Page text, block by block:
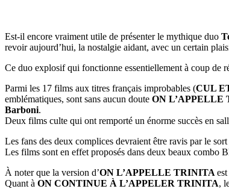
Est-il encore vraiment utile de présenter le mythique duo
revoir aujourd’hui, la nostalgie aidant, avec un certain
Ce duo explosif qui fonctionne essentiellement à coup de
Parmi les 17 films aux titres français improbables (CUL
emblématiques, sont sans aucun doute ON L’APPELLE
Barboni.
Deux films culte qui ont remporté un énorme succès en
Les fans des deux complices devraient être ravis par le
Les films sont en effet proposés dans deux beaux combo
À noter que la version d’ON L’APPELLE TRINITA
Quant à ON CONTINUE À L’APPELER TRINITA,